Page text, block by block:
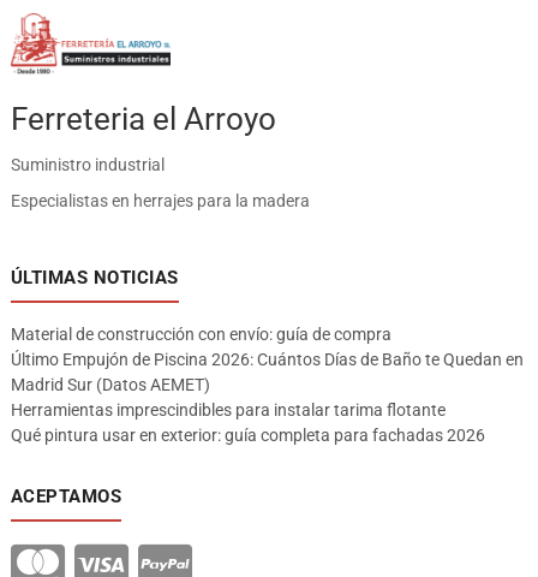
Ferreteria el Arroyo
Suministro industrial
Especialistas en herrajes para la madera
ÚLTIMAS NOTICIAS
Material de construcción con envío: guía de compra
Último Empujón de Piscina 2026: Cuántos Días de Baño te Quedan en
Madrid Sur (Datos AEMET)
Herramientas imprescindibles para instalar tarima flotante
Qué pintura usar en exterior: guía completa para fachadas 2026
ACEPTAMOS